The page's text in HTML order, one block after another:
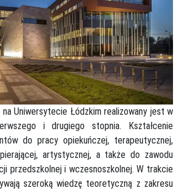
na Uniwersytecie Łódzkim realizowany jest w
i drugiego stopnia. Kształcenie
do pracy opiekuńczej, terapeutycznej,
artystycznej, a także do zawodu
przedszkolnej i wczesnoszkolnej. W trakcie
szeroką wiedzę teoretyczną z zakresu